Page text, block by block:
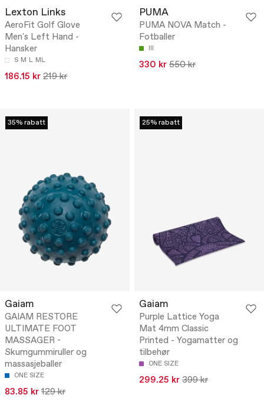
Lexton Links
AeroFit Golf Glove
Men's Left Hand -
Hansker
S M L ML
186.15 kr 219 kr
PUMA
PUMA NOVA Match -
Fotballer
III
330 kr 550 kr
35% rabatt
Gaiam
GAIAM RESTORE
ULTIMATE FOOT
MASSAGER -
Skumgummiruller og
massasjeballer
ONE SIZE
83.85 kr 129 kr
25% rabatt
Gaiam
Purple Lattice Yoga
Mat 4mm Classic
Printed - Yogamatter og
tilbehør
ONE SIZE
299.25 kr 399 kr